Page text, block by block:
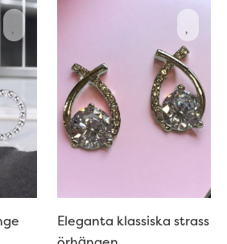
Eleganta klassiska strass